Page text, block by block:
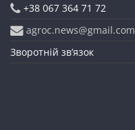
+38 067 364 71 72
agroc.news@gmail.com
Зворотній зв’язок